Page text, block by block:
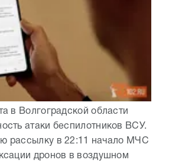
в Волгоградской области
атаки беспилотников ВСУ.
рассылку в 22:11 начало МЧС
дронов в воздушном